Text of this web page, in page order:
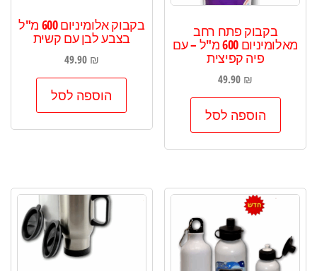
בקבוק פתח רחב
מאלומיניום 600 מ"ל – עם
פיה קפיצית
49.90 ₪
הוספה לסל
בקבוק אלומיניום 600 מ"ל
בצבע לבן עם קשית
49.90 ₪
הוספה לסל